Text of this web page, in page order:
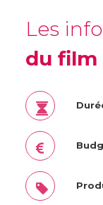
Les
du film